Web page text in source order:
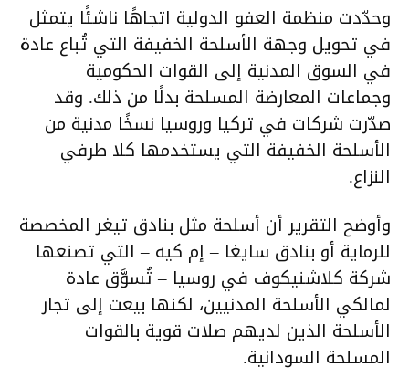
وحدّدت منظمة العفو الدولية اتجاهًا ناشئًا يتمثل
في تحويل وجهة الأسلحة الخفيفة التي تُباع عادة
في السوق المدنية إلى القوات الحكومية
وجماعات المعارضة المسلحة بدلًا من ذلك. وقد
صدّرت شركات في تركيا وروسيا نسخًا مدنية من
الأسلحة الخفيفة التي يستخدمها كلا طرفي
النزاع.
وأوضح التقرير أن أسلحة مثل بنادق تيغر المخصصة
للرماية أو بنادق سايغا – إم كيه – التي تصنعها
شركة كلاشنيكوف في روسيا – تُسوَّق عادة
لمالكي الأسلحة المدنيين، لكنها بيعت إلى تجار
الأسلحة الذين لديهم صلات قوية بالقوات
المسلحة السودانية.